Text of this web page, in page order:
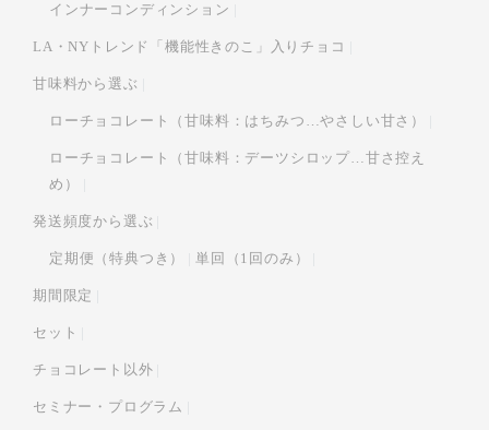
インナーコンディンション
LA・NYトレンド「機能性きのこ」入りチョコ
甘味料から選ぶ
ローチョコレート（甘味料：はちみつ…やさしい甘さ）
ローチョコレート（甘味料：デーツシロップ…甘さ控え
め）
発送頻度から選ぶ
定期便（特典つき） 単回（1回のみ）
期間限定
セット
チョコレート以外
セミナー・プログラム